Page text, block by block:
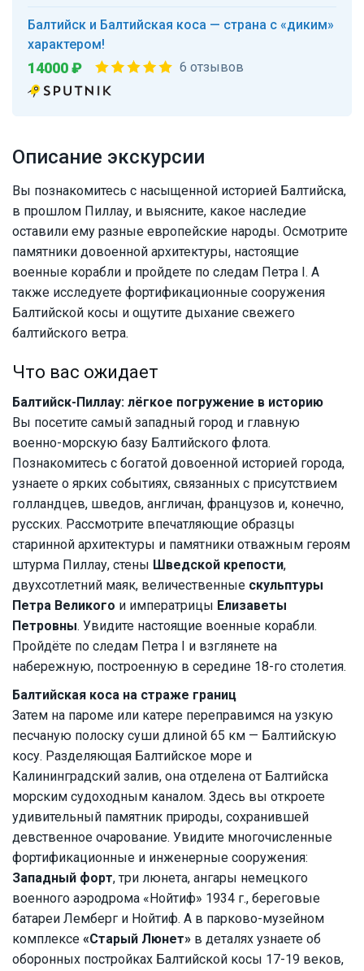
Описание экскурсии
Вы познакомитесь с насыщенной историей Балтийска,
в прошлом Пиллау, и выясните, какое наследие
оставили ему разные европейские народы. Осмотрите
памятники довоенной архитектуры, настоящие
военные корабли и пройдете по следам Петра I. А
также исследуете фортификационные сооружения
Балтийской косы и ощутите дыхание свежего
балтийского ветра.
Что вас ожидает
Балтийск-Пиллау: лёгкое погружение в историю
Вы посетите самый западный город и главную
военно-морскую базу Балтийского флота.
Познакомитесь с богатой довоенной историей города,
узнаете о ярких событиях, связанных с присутствием
голландцев, шведов, англичан, французов и, конечно,
русских. Рассмотрите впечатляющие образцы
старинной архитектуры и памятники отважным героям
штурма Пиллау, стены Шведской крепости,
двухсотлетний маяк, величественные скульптуры
Петра Великого и императрицы Елизаветы
Петровны. Увидите настоящие военные корабли.
Пройдёте по следам Петра I и взглянете на
набережную, построенную в середине 18-го столетия.
Балтийская коса на страже границ
Затем на пароме или катере переправимся на узкую
песчаную полоску суши длиной 65 км — Балтийскую
косу. Разделяющая Балтийское море и
Калининградский залив, она отделена от Балтийска
морским судоходным каналом. Здесь вы откроете
удивительный памятник природы, сохранившей
девственное очарование. Увидите многочисленные
фортификационные и инженерные сооружения:
Западный форт, три люнета, ангары немецкого
военного аэродрома «Нойтиф» 1934 г., береговые
батареи Лемберг и Нойтиф. А в парково-музейном
комплексе «Старый Люнет» в деталях узнаете об
оборонных постройках Балтийской косы 17-19 веков,
Балтийск и Балтийская коса — страна с «диким»
характером!
14000 ₽ 6 отзывов